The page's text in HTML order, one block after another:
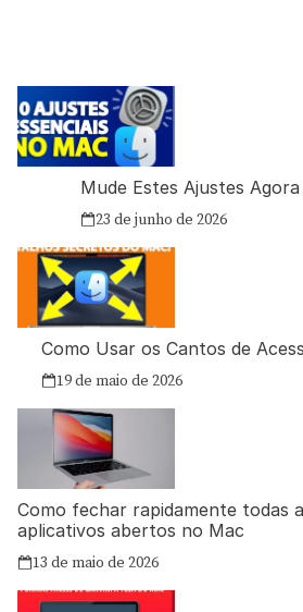
Mude Estes Ajustes
23 de junho de 2026
Como Usar os Cantos de
19 de maio de 2026
Como fechar rapidamente todas
aplicativos abertos no Mac
13 de maio de 2026